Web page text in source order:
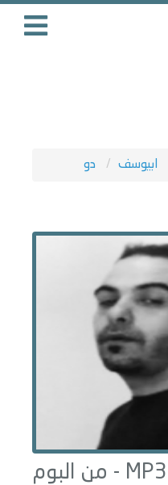
ابيوسف دو